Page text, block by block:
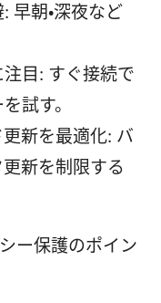
早朝・深夜など
目: すぐ接続で
試す。
新を最適化: バ
新を制限する
ー保護のポイン